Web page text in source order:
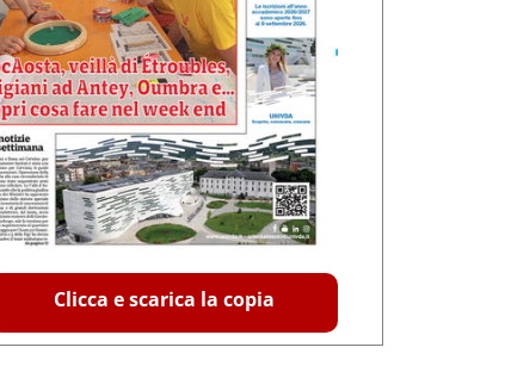
Clicca e scarica la copia